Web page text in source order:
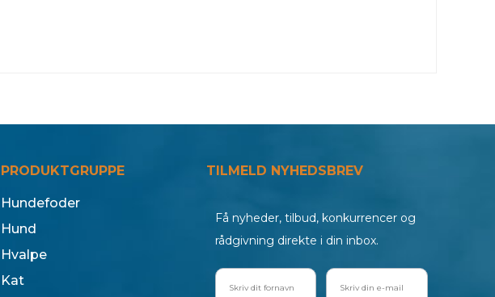
PRODUKTGRUPPE
Hundefoder
Hund
Hvalpe
Kat
TILMELD NYHEDSBREV
Få nyheder, tilbud, konkurrencer og
rådgivning direkte i din inbox.